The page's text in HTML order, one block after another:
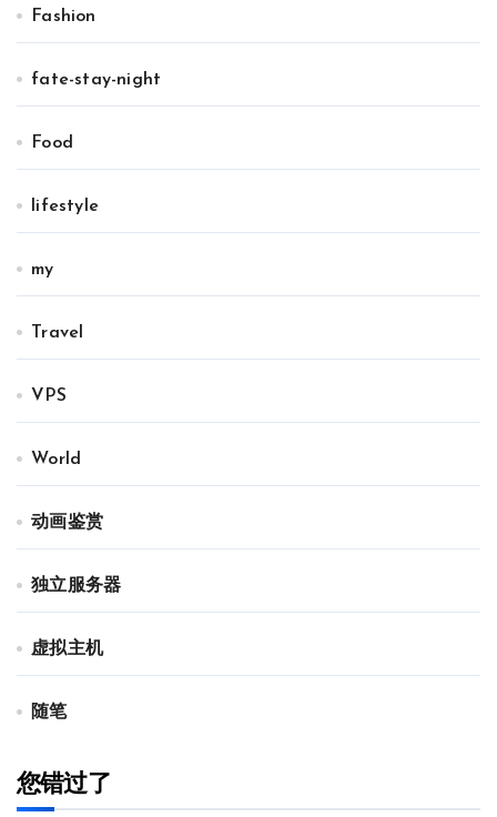
Fashion
fate-stay-night
Food
lifestyle
my
Travel
VPS
World
动画鉴赏
独立服务器
虚拟主机
随笔
您错过了